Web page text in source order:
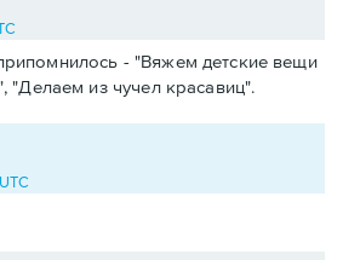
- "Вяжем детские вещи
"Делаем из чучел красавиц".